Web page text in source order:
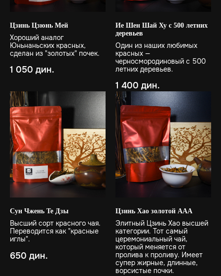
Цзинь Цзюнь Мей
Хороший аналог
Юньнаньских красных,
сделан из "золотых" почек.
1 050 дин.
Ие Шен Шай Ху с 500 летних
деревьев
Один из наших любимых
красных —
черносмородиновый с 500
летних деревьев.
1 400 дин.
Сун Чжень Те Дзы
Высший сорт красного чая.
Переводится как "красные
иглы".
650 дин.
Цзинь Хао золотой ААА
Элитный Цзинь Хао высшей
категории. Тот самый
церемониальный чай,
который меняется от
пролива к проливу. Имеет
супер жирные, длинные,
ворсистые почки.